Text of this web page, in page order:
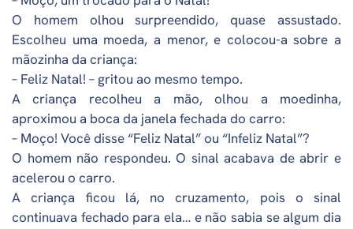
O homem olhou surpreendido, quase assustado.
Escolheu uma moeda, a menor, e colocou-a sobre a
mãozinha da criança:
– Feliz Natal! – gritou ao mesmo tempo.
A criança recolheu a mão, olhou a moedinha,
aproximou a boca da janela fechada do carro:
– Moço! Você disse “Feliz Natal” ou “Infeliz Natal”?
O homem não respondeu. O sinal acabava de abrir e
acelerou o carro.
A criança ficou lá, no cruzamento, pois o sinal
continuava fechado para ela… e não sabia se algum dia